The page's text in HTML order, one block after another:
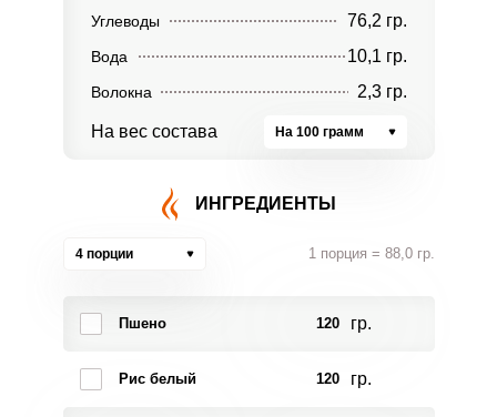
Углеводы 76,2 гр.
Вода 10,1 гр.
Волокна 2,3 гр.
На вес состава На 100 грамм
ИНГРЕДИЕНТЫ
4 порции 1 порция = 88,0 гр.
Пшено 120 гр.
Рис белый 120 гр.